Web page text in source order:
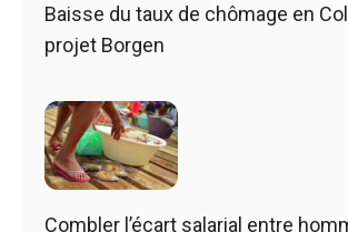
Baisse du taux de chômage en
projet Borgen
Combler l’écart salarial entre